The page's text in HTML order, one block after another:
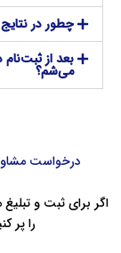
چطور در
بعد از
می‌شم؟
درخواست
اگر برای ثبت و تبلیغ
را پر